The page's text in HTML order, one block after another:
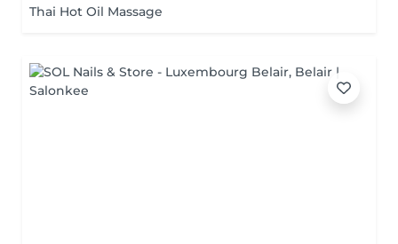
Thai Hot Oil Massage